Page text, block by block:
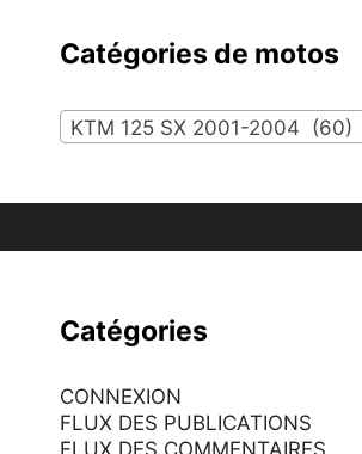
Catégories de motos
KTM 125 SX 2001-2004 (60)
Catégories
CONNEXION
FLUX DES PUBLICATIONS
FLUX DES COMMENTAIRES